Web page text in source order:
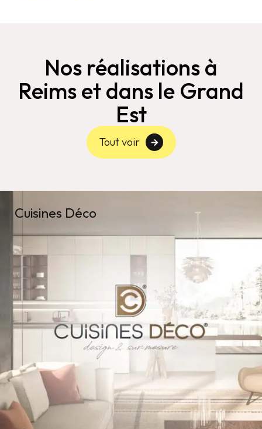
Nos réalisations à
Reims et dans le Grand
Est
Tout voir
Cuisines Déco